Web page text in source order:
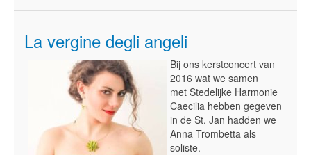
La vergine degli angeli
Bij ons kerstconcert van
2016 wat we samen
met Stedelijke Harmonie
Caecilia hebben gegeven
in de St. Jan hadden we
Anna Trombetta als
soliste.